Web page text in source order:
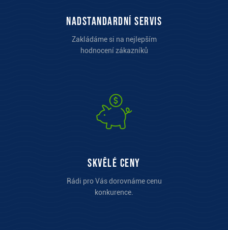
Nadstandardní servis
Zakládáme si na nejlepším
hodnocení zákazníků
Skvělé ceny
Rádi pro Vás dorovnáme cenu
konkurence.